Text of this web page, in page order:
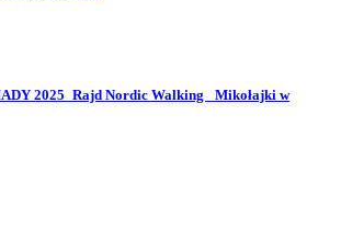
2025_Rajd Nordic Walking _Mikołajki w